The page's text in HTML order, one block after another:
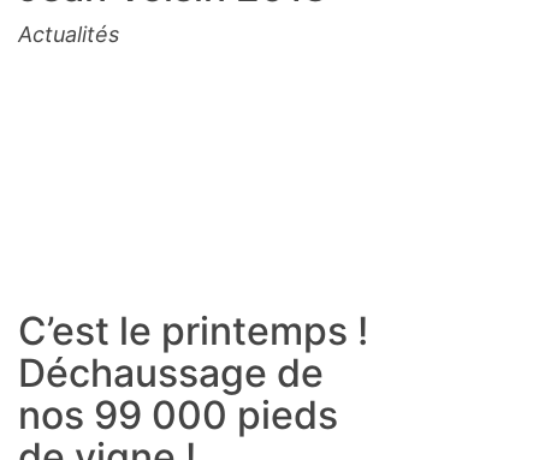
Actualités
C’est le printemps !
Déchaussage de
nos 99 000 pieds